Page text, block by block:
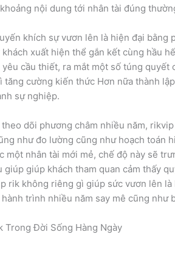
nội dung tới nhân tài đúng
khích sự vươn lên là hiện đại bằng
xuất hiện thể gắn kết cùng hầu
cầu thiết, ra mắt một số túng quyết
cường kiến thức Hơn nữa thành
sự nghiệp.
dõi phương châm nhiều năm,
như đo lường cũng như hoạch toán
một nhân tài mới mẻ, chế độ này sẽ
giúp giúp khách tham quan cảm thấy
rik không riêng gì giúp sức vươn lên
trình nhiều năm say mê cũng như
Trong Đời Sống Hàng Ngày